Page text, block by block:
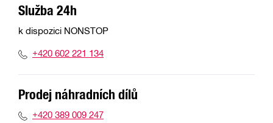
Služba 24h
k dispozici NONSTOP
+420 602 221 134
Prodej náhradních dílů
+420 389 009 247